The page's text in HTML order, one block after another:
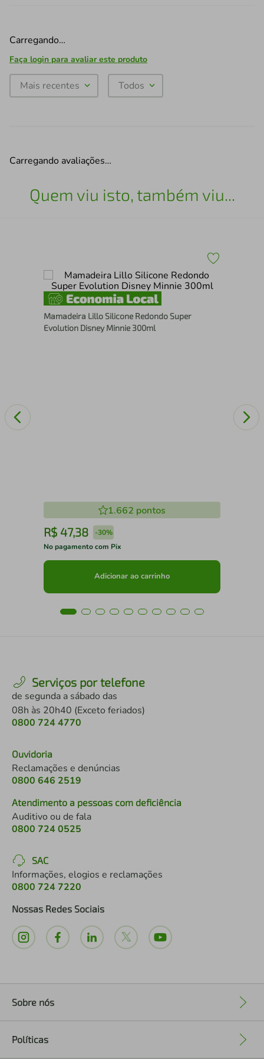
Carregando…
Faça login para avaliar este produto
Mais recentes Todos
Carregando avaliações…
Quem viu isto, também viu...
Mamadeira Lillo Silicone Redondo Super
Evolution Disney Minnie 300ml
1.662 pontos
R$ 47,38 -30%
No pagamento com Pix
Adicionar ao carrinho
Serviços por telefone
de segunda a sábado das
08h às 20h40 (Exceto feriados)
0800 724 4770
Ouvidoria
Reclamações e denúncias
0800 646 2519
Atendimento a pessoas com deficiência
Auditivo ou de fala
0800 724 0525
SAC
Informações, elogios e reclamações
0800 724 7220
Nossas Redes Sociais
Sobre nós
Políticas